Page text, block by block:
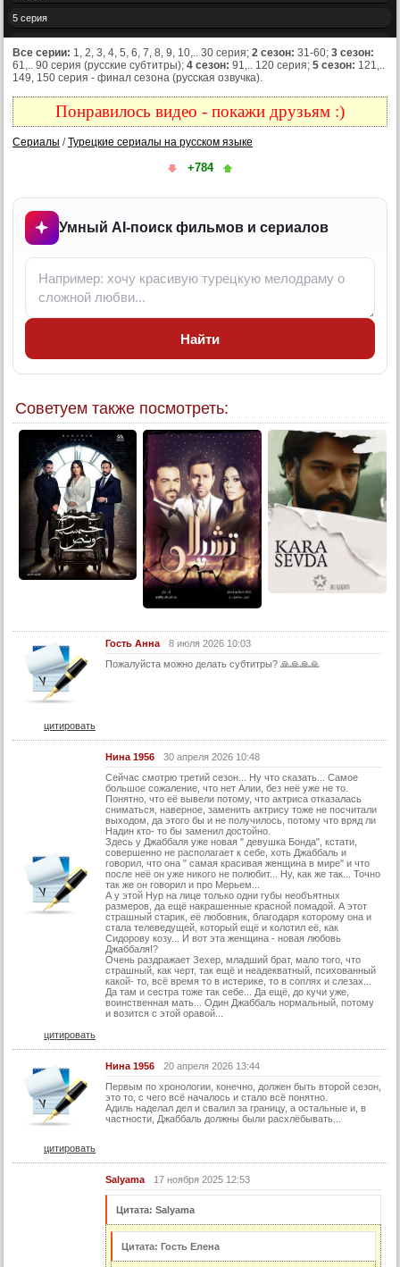
5 серия
7 серия
9 серия
10 серия
13 серия
14 серия
16 серия
17 серия
19 серия
22 серия
23 серия
24 серия
25 серия
26 серия
27 серия
30 серия
2 сезон:
31 серия
33 серия
39 серия
45 серия
46 серия
47 серия
48 серия
Все серии: 1, 2, 3, 4, 5, 6, 7, 8, 9, 10,.. 30 серия; 2 сезон: 31-60; 3 сезон:
61,.. 90 серия (русские субтитры); 4 сезон: 91,.. 120 серия; 5 сезон: 121,..
149, 150 серия - финал сезона (русская озвучка).
Понравилось видео - покажи друзьям :)
Сериалы /Турецкие сериалы на русском языке
+784
Умный AI-поиск фильмов и сериалов
Найти
Советуем также посмотреть:
Гость Анна
8 июля 2026 10:03
Пожалуйста можно делать субтитры? 🙏🙏🙏🙏
цитировать
Нина 1956
30 апреля 2026 10:48
Сейчас смотрю третий сезон... Ну что сказать... Самое
большое сожаление, что нет Алии, без неё уже не то.
Понятно, что её вывели потому, что актриса отказалась
сниматься, наверное, заменить актрису тоже не посчитали
выходом, да этого бы и не получилось, потому что вряд ли
Надин кто- то бы заменил достойно.
Здесь у Джаббаля уже новая " девушка Бонда", кстати,
совершенно не располагает к себе, хоть Джаббаль и
говорил, что она " самая красивая женщина в мире" и что
после неё он уже никого не полюбит... Ну, как же так... Точно
так же он говорил и про Мерьем...
А у этой Нур на лице только одни губы необъятных
размеров, да ещё накрашенные красной помадой. А этот
страшный старик, её любовник, благодаря которому она и
стала телеведущей, который ещё и колотил её, как
Сидорову козу... И вот эта женщина - новая любовь
Джаббаля!?
Очень раздражает Зехер, младший брат, мало того, что
страшный, как черт, так ещё и неадекватный, психованный
какой- то, всё время то в истерике, то в соплях и слезах...
Да там и сестра тоже так себе... Да ещё, до кучи уже,
воинственная мать... Один Джаббаль нормальный, потому
и возится с этой оравой...
цитировать
Нина 1956
20 апреля 2026 13:44
Первым по хронологии, конечно, должен быть второй сезон,
это то, с чего всё началось и стало всё понятно.
Адиль наделал дел и свалил за границу, а остальные и, в
частности, Джаббаль должны были расхлёбывать...
цитировать
Salyama 17 ноября 2025 12:53
Цитата: Salyama
Цитата: Гость Елена